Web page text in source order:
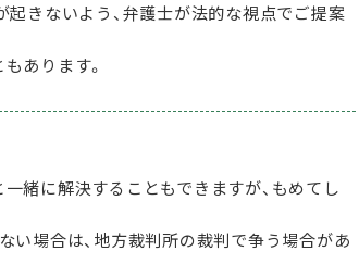
起きないよう、弁護士が法的な視点でご提案
あります。
緒に解決することもできますが、もめてし
い場合は、地方裁判所の裁判で争う場合があ